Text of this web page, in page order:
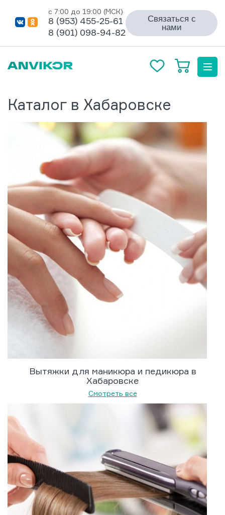
с 7:00 до 19:00 (МСК)
8 (953) 455-25-61
8 (901) 098-94-82
Связаться с
нами
Каталог в Хабаровске
Вытяжки для маникюра и педикюра в
Хабаровске
Смотреть все